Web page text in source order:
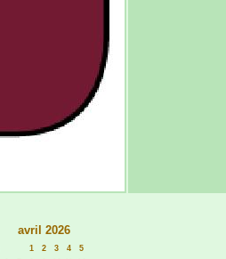
avril 2026
1 2 3 4 5